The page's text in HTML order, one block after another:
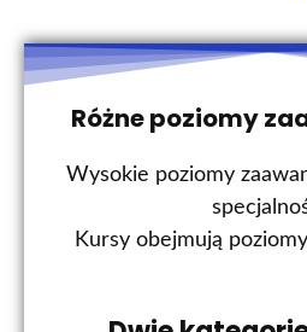
Różne poziomy
Wysokie poziomy
Kursy obejmują